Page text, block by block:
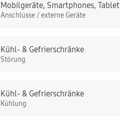
Mobilgeräte,Smartphones,Tablet
Anschlüsse / externe Geräte
Kühl- & Gefrierschränke
Störung
Kühl- & Gefrierschränke
Kühlung